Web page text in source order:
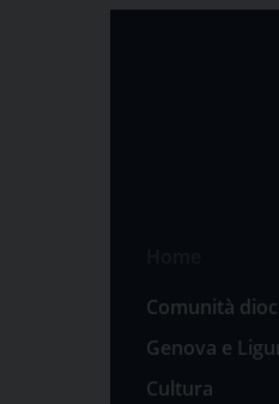
Comunità
Genova e
Cultura